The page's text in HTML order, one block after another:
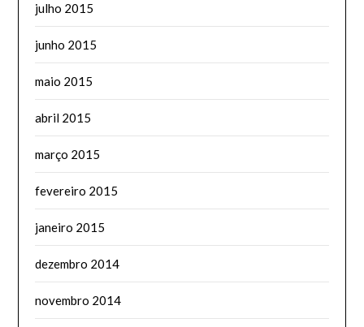
julho 2015
junho 2015
maio 2015
abril 2015
março 2015
fevereiro 2015
janeiro 2015
dezembro 2014
novembro 2014